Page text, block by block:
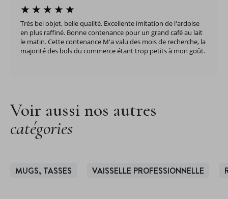
Très bel objet, belle qualité. Excellente imitation de l'ardoise
en plus raffiné. Bonne contenance pour un grand café au lait
le matin. Cette contenance M'a valu des mois de recherche, la
majorité des bols du commerce étant trop petits à mon goût.
Voir aussi nos autres
catégories
MUGS, TASSES VAISSELLE PROFESSIONNELLE